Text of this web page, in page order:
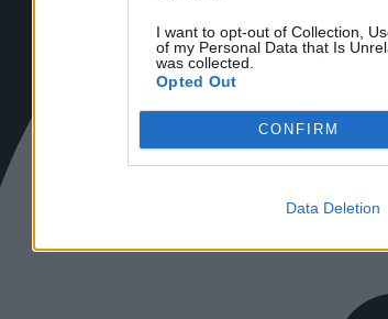
I want to opt-out of Collection,
of my Personal Data that Is
was collected.
Opted Out
CONFIRM
Data Deletion